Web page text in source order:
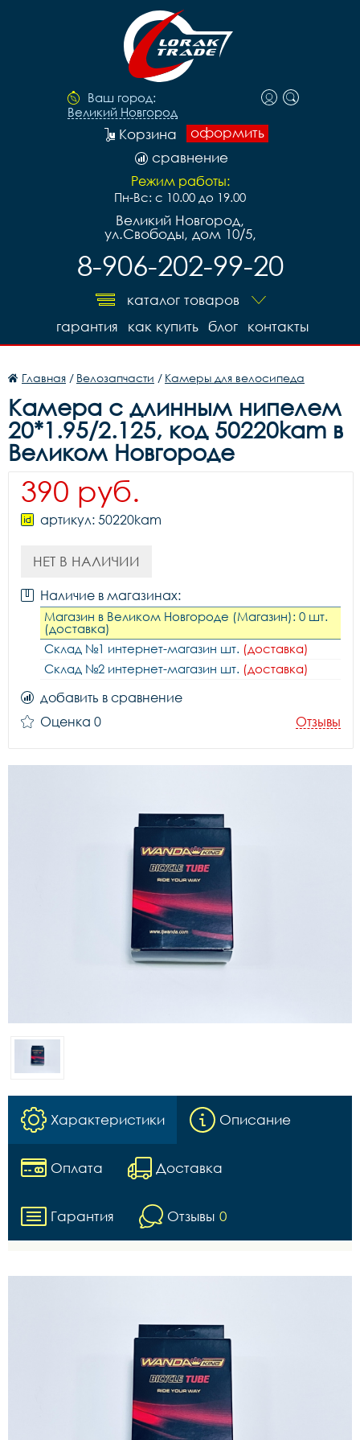
Ваш город:
Великий Новгород
оформить
Корзина
сравнение
Режим работы:
Пн-Вс: с 10.00 до 19.00
Великий Новгород,
ул.Свободы, дом 10/5,
8-906-202-99-20
каталог товаров
контакты
блог
как купить
гарантия
Главная / Велозапчасти / Камеры для велосипеда
Камера с длинным нипелем
20*1.95/2.125, код 50220kam в
Великом Новгороде
390 руб.
артикул: 50220kam
НЕТ В НАЛИЧИИ
Наличие в магазинах:
Магазин в Великом Новгороде (Магазин): 0 шт.
(доставка)
Склад №1 интернет-магазин шт. (доставка)
Склад №2 интернет-магазин шт. (доставка)
добавить в сравнение
Оценка 0
Отзывы
Характеристики Описание
Оплата Доставка
Гарантия Отзывы 0